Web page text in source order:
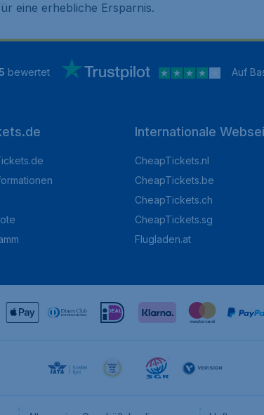
eine erhebliche Ersparnis.
bewertet Auf
Internationale
CheapTickets.nl
CheapTickets.be
CheapTickets.ch
CheapTickets.sg
Flugladen.at